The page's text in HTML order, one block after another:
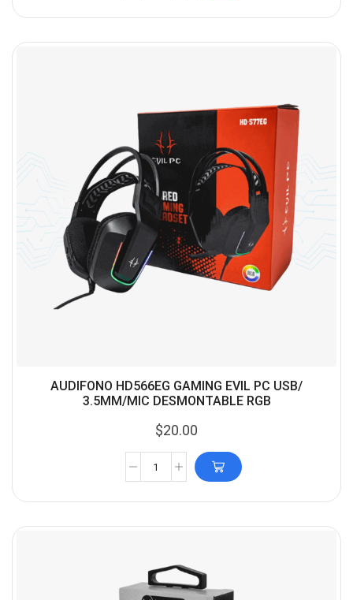
AUDIFONO HD566EG GAMING EVIL PC USB/
3.5MM/MIC DESMONTABLE RGB
$20.00